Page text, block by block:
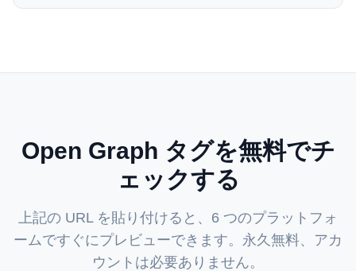
Open Graph タグを無料でチ
ェックする
上記の URL を貼り付けると、6 つのプラットフォ
ームですぐにプレビューできます。永久無料、アカ
ウントは必要ありません。